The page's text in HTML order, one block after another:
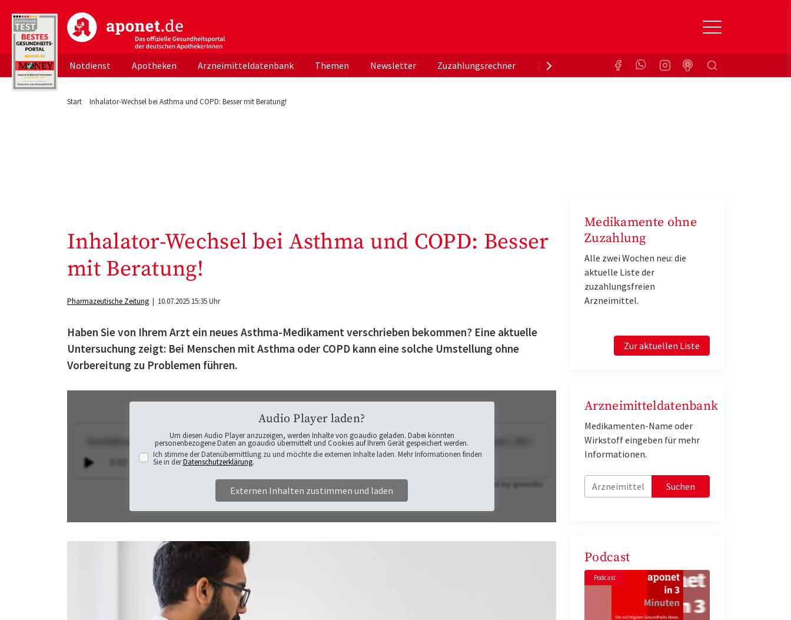
aponet.de - Das offizielle Gesundheitsportal der deutschen ApothekerInnen
Notdienst Apotheken Arzneimitteldatenbank Themen Newsletter Zuzahlungsrechner Zuzahlungsbefreiung KrankenkasseSuchen
Start Inhalator-Wechsel bei Asthma und COPD: Besser mit Beratung!
Inhalator-Wechsel bei Asthma und COPD: Besser
mit Beratung!
Pharmazeutische Zeitung | 10.07.2025 15:35 Uhr
Haben Sie von Ihrem Arzt ein neues Asthma-Medikament verschrieben bekommen? Eine aktuelle
Untersuchung zeigt: Bei Menschen mit Asthma oder COPD kann eine solche Umstellung ohne
Vorbereitung zu Problemen führen.
Audio Player laden?
Um diesen Audio Player anzuzeigen, werden Inhalte von goaudio geladen. Dabei könnten
personenbezogene Daten an goaudio übermittelt und Cookies auf Ihrem Gerät gespeichert werden.
Ich stimme der Datenübermittlung zu und möchte die externen Inhalte laden. Mehr Informationen finden
Sie in derDatenschutzerklärung.
Externen Inhalten zustimmen und laden
Medikamente ohne
Zuzahlung
Alle zwei Wochen neu: die
aktuelle Liste der
zuzahlungsfreien
Arzneimittel.
Zur aktuellen Liste
Arzneimitteldatenbank
Medikamenten-Name oder
Wirkstoff eingeben für mehr
Informationen.
Suchen
Podcast
Podcast